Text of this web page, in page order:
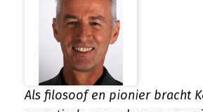
Als filosoof en pionier bracht